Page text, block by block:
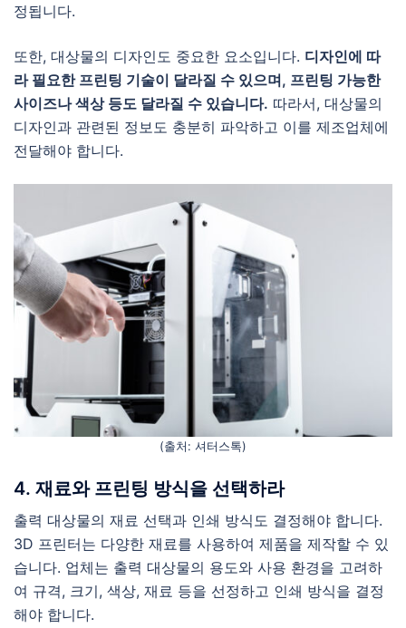
정됩니다.
또한, 대상물의 디자인도 중요한 요소입니다. 디자인에 따
라 필요한 프린팅 기술이 달라질 수 있으며, 프린팅 가능한
사이즈나 색상 등도 달라질 수 있습니다. 따라서, 대상물의
디자인과 관련된 정보도 충분히 파악하고 이를 제조업체에
전달해야 합니다.
(출처: 셔터스톡)
4. 재료와 프린팅 방식을 선택하라
출력 대상물의 재료 선택과 인쇄 방식도 결정해야 합니다.
3D 프린터는 다양한 재료를 사용하여 제품을 제작할 수 있
습니다. 업체는 출력 대상물의 용도와 사용 환경을 고려하
여 규격, 크기, 색상, 재료 등을 선정하고 인쇄 방식을 결정
해야 합니다.